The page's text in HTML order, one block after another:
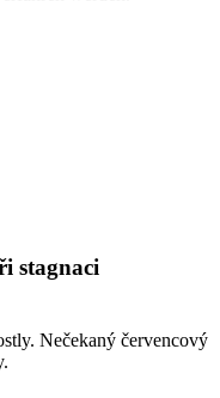
stagnaci
Nečekaný červencový